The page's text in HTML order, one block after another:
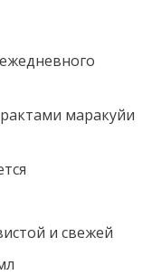
маракуйи
и свежей